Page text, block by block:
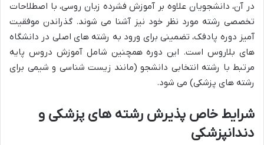
در آن، دانشجویان علاوه بر آموزش فشرده زبان روسی، با اصطلاحات
تخصصی رشته مورد نظر خود نیز آشنا می شوند. گذراندن موفقیت
آمیز دوره پادفک، تضمینی برای ورود به رشته های اصلی در دانشگاه
های بلاروس است. این دوره همچنین شامل آموزش دروس پایه
مرتبط با رشته انتخابی دانشجو (مانند زیست شناسی و شیمی برای
رشته های پزشکی) می شود.
شرایط خاص پذیرش رشته های پزشکی و
دندانپزشکی